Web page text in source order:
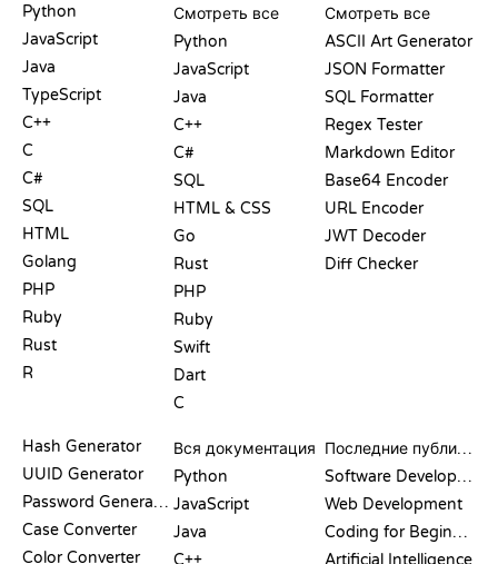
Python
JavaScript
Java
TypeScript
C++
C
C#
SQL
HTML
Golang
PHP
Ruby
Rust
R
Смотреть все
Python
JavaScript
Java
C++
C#
SQL
HTML & CSS
Go
Rust
PHP
Ruby
Swift
Dart
C
Смотреть все
ASCII Art Generator
JSON Formatter
SQL Formatter
Regex Tester
Markdown Editor
Base64 Encoder
URL Encoder
JWT Decoder
Diff Checker
Hash Generator
UUID Generator
Password Generator
Case Converter
Color Converter
Вся документация
Python
JavaScript
Java
C++
Последние публикации
Software Development
Web Development
Coding for Beginners
Artificial Intelligence